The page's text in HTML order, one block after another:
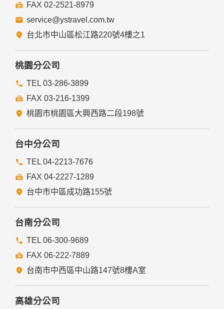
FAX 02-2521-8979
service@ystravel.com.tw
台北市中山區松江路220號4樓之1
桃園分公司
TEL 03-286-3899
FAX 03-216-1399
桃園市桃園區大興西路二段198號
台中分公司
TEL 04-2213-7676
FAX 04-2227-1289
台中市中區成功路155號
台南分公司
TEL 06-300-9689
FAX 06-222-7889
台南市中西區中山路147號8樓A室
高雄分公司